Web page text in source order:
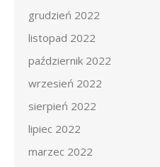
grudzień 2022
listopad 2022
październik 2022
wrzesień 2022
sierpień 2022
lipiec 2022
marzec 2022